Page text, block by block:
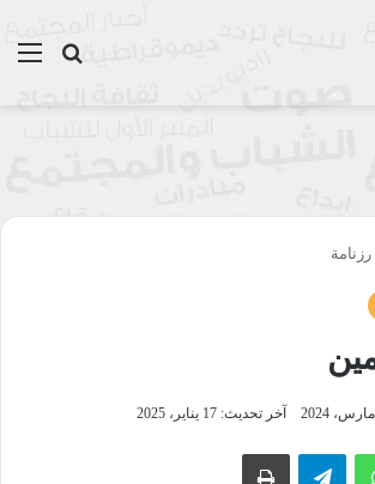
بحث
رزنامة
آخر تحديث: 17 يناير، 2025
واتساب تيلقرام طباعة